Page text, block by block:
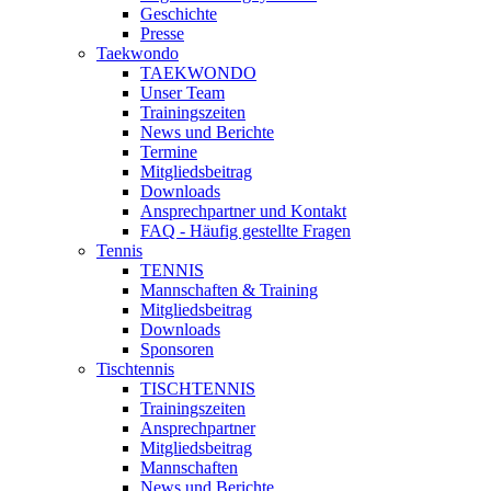
Geschichte
Presse
Taekwondo
TAEKWONDO
Unser Team
Trainingszeiten
News und Berichte
Termine
Mitgliedsbeitrag
Downloads
Ansprechpartner und Kontakt
FAQ - Häufig gestellte Fragen
Tennis
TENNIS
Mannschaften & Training
Mitgliedsbeitrag
Downloads
Sponsoren
Tischtennis
TISCHTENNIS
Trainingszeiten
Ansprechpartner
Mitgliedsbeitrag
Mannschaften
News und Berichte